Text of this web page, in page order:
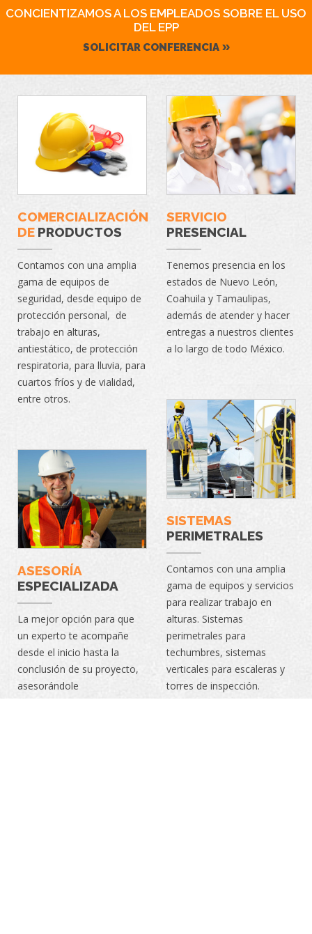
CONCIENTIZAMOS A LOS EMPLEADOS SOBRE EL USO
DEL EPP
SOLICITAR CONFERENCIA
COMERCIALIZACIÓN
DE PRODUCTOS
Contamos con una amplia
gama de equipos de
seguridad, desde equipo de
protección personal, de
trabajo en alturas,
antiestático, de protección
respiratoria, para lluvia, para
cuartos fríos y de vialidad,
entre otros.
ASESORÍA
ESPECIALIZADA
La mejor opción para que
un experto te acompañe
desde el inicio hasta la
conclusión de su proyecto,
asesorándole
SERVICIO
PRESENCIAL
Tenemos presencia en los
estados de Nuevo León,
Coahuila y Tamaulipas,
además de atender y hacer
entregas a nuestros clientes
a lo largo de todo México.
SISTEMAS
PERIMETRALES
Contamos con una amplia
gama de equipos y servicios
para realizar trabajo en
alturas. Sistemas
perimetrales para
techumbres, sistemas
verticales para escaleras y
torres de inspección.